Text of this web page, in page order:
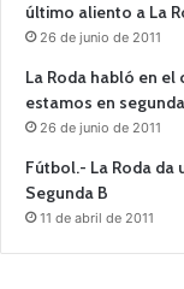
último aliento a La
26 de junio de 2011
La Roda habló en el
estamos en
26 de junio de 2011
Fútbol.- La Roda da
Segunda B
11 de abril de 2011